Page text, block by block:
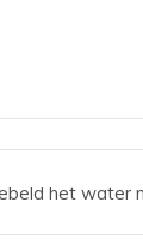
het water